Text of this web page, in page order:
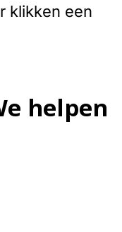
klikken een
helpen